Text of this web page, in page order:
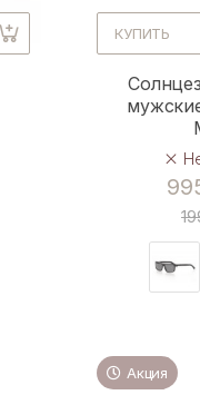
КУПИТЬ
Акция